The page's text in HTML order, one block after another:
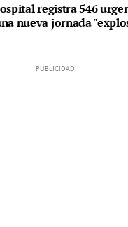
registra 546
nueva jornada